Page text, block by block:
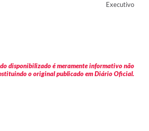
Executivo
disponibilizado é meramente informativo não
o original publicado em Diário Oficial.